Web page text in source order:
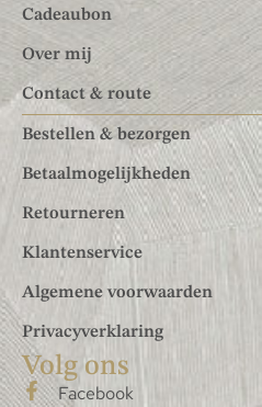
Cadeaubon
Over mij
Contact & route
Bestellen & bezorgen
Betaalmogelijkheden
Retourneren
Klantenservice
Algemene voorwaarden
Privacyverklaring
Volg ons
Facebook